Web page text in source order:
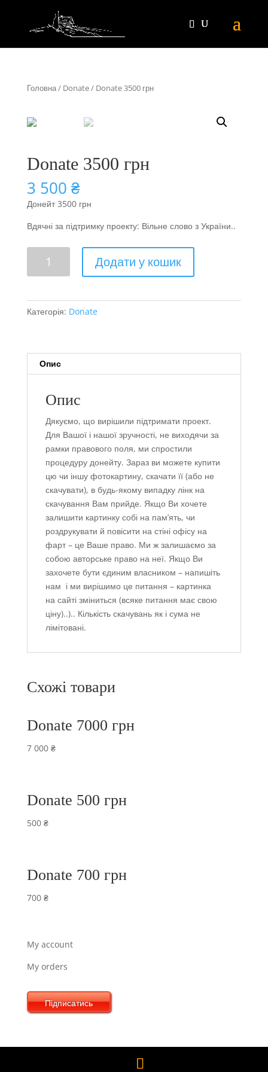
Головна/ Donate/ Donate 3500 грн
Donate 3500 грн
3 500 ₴
Донейт 3500 грн
Вдячні за підтримку проекту: Вільне слово з України..
Додати у кошик
Категорія: Donate
Опис
Опис
Дякуємо, що вирішили підтримати проект.
Для Вашої і нашої зручності, не виходячи за
рамки правового поля, ми спростили
процедуру донейту. Зараз ви можете купити
цю чи іншу фотокартину, скачати її (або не
скачувати), в будь-якому випадку лінк на
скачування Вам прийде. Якщо Ви хочете
залишити картинку собі на пам’ять, чи
роздрукувати й повісити на стіні офісу на
фарт – це Ваше право. Ми ж залишаємо за
собою авторське право на неї. Якщо Ви
захочете бути єдиним власником – напишіть
нам і ми вирішимо це питання – картинка
на сайті зміниться (всяке питання має свою
ціну)..).. Кількість скачувань як і сума не
лімітовані.
Схожі товари
Donate 7000 грн
7 000 ₴
Donate 500 грн
500 ₴
Donate 700 грн
700 ₴
My account
My orders
Підписатись